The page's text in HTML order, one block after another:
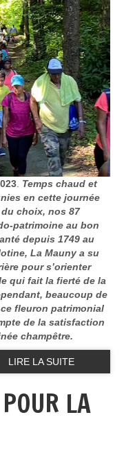
. Temps chaud et
en cette journée
du choix, nos 87
patrimoine au bon
depuis 1749 au
La Mauny a su
pour s’orienter
qui fait la fierté de la
beaucoup de
fleuron patrimonial
de la satisfaction
champêtre.
LIRE LA SUITE
LA